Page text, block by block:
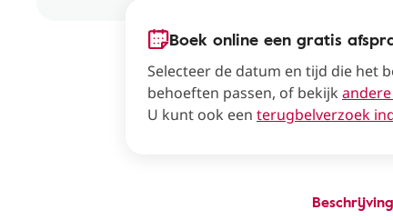
Boek online een gratis
Selecteer de datum en tijd die het
behoeften passen, of bekijk
U kunt ook een terugbelverzoek